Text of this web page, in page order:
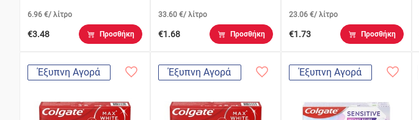
6.96 €/ λίτρο
€3.48 Προσθήκη
33.60 €/ λίτρο
€1.68 Προσθήκη
23.06 €/ λίτρο
€1.73 Προσθήκη
Έξυπνη Αγορά Έξυπνη Αγορά Έξυπνη Αγορά